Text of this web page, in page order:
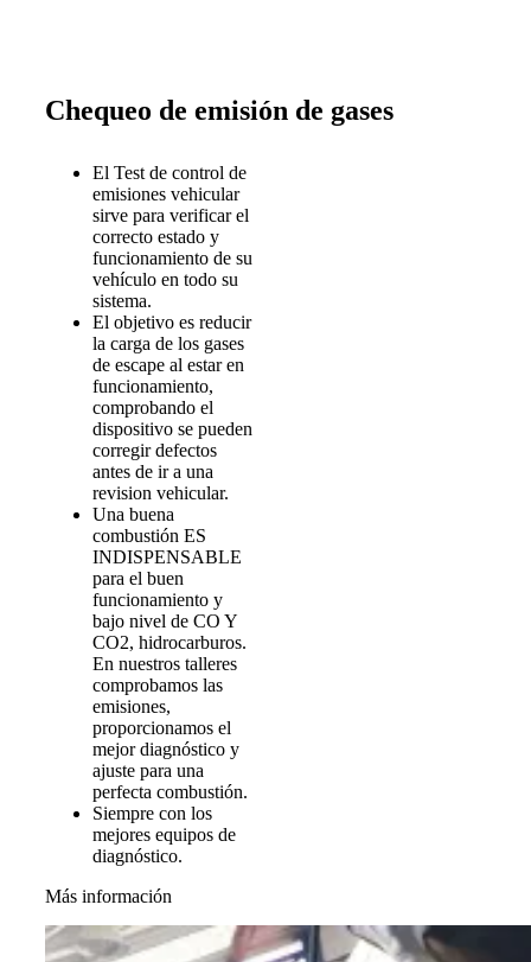
Chequeo de emisión de gases
El Test de control de
emisiones vehicular
sirve para verificar el
correcto estado y
funcionamiento de su
vehículo en todo su
sistema.
El objetivo es reducir
la carga de los gases
de escape al estar en
funcionamiento,
comprobando el
dispositivo se pueden
corregir defectos
antes de ir a una
revision vehicular.
Una buena
combustión ES
INDISPENSABLE
para el buen
funcionamiento y
bajo nivel de CO Y
CO2, hidrocarburos.
En nuestros talleres
comprobamos las
emisiones,
proporcionamos el
mejor diagnóstico y
ajuste para una
perfecta combustión.
Siempre con los
mejores equipos de
diagnóstico.
Más información